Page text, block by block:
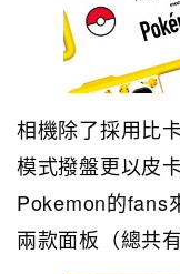
相機除了採用比
模式撥盤更以皮
Pokemon的fans
兩款面板（總共